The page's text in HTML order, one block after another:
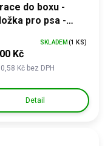
do boxu -
pro psa -
Kč bez DPH
Kč
SKLADEM (1 KS)
Detail